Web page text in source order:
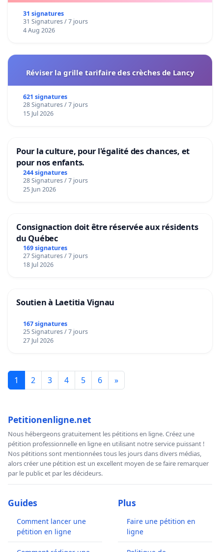
31 signatures
31 Signatures / 7 jours
4 Aug 2026
Réviser la grille tarifaire des crèches de Lancy
621 signatures
28 Signatures / 7 jours
15 Jul 2026
Pour la culture, pour l'égalité des chances, et
pour nos enfants.
244 signatures
28 Signatures / 7 jours
25 Jun 2026
Consignaction doit être réservée aux résidents
du Québec
169 signatures
27 Signatures / 7 jours
18 Jul 2026
Soutien à Laetitia Vignau
167 signatures
25 Signatures / 7 jours
27 Jul 2026
1 2 3 4 5 6 »
Petitionenligne.net
Nous hébergeons gratuitement les pétitions en ligne. Créez une
pétition professionnelle en ligne en utilisant notre service puissant !
Nos pétitions sont mentionnées tous les jours dans divers médias,
alors créer une pétition est un excellent moyen de se faire remarquer
par le public et par les décideurs.
Guides
Comment lancer une
pétition en ligne
Plus
Faire une pétition en
ligne